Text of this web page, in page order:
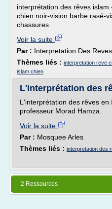
interprétation des rêves islam
chien noir-vision barbe rasé-
chassures
Voir la suite
Par : Interpretation Des Reves
Thèmes liés : interpretation reve
islam chien
L'interprétation des
L'interprétation des rêves en
professeur Morad Hamza.
Voir la suite
Par : Mosquee Arles
Thèmes liés : interpretation des
2 Ressources